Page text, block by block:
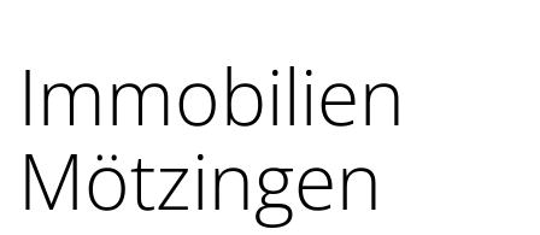
Immobilien
Mötzingen